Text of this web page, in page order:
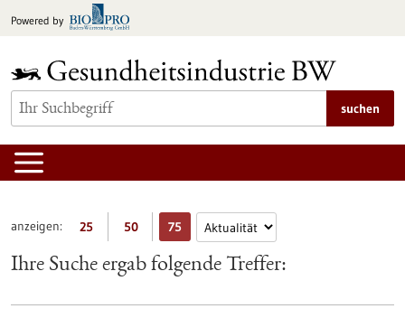
Inhalt
Powered by
suchen
anzeigen: 25 50 75
Ihre Suche ergab folgende Treffer: